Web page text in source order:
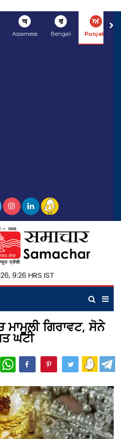
অ
Assamese
বা
Bengali
ਅ
Punjabi
9:26 HRS IST
ਮਾਮੂਲੀ ਗਿਰਾਵਟ, ਸੋਨੇ
ਘਟੀ
WhatsApp